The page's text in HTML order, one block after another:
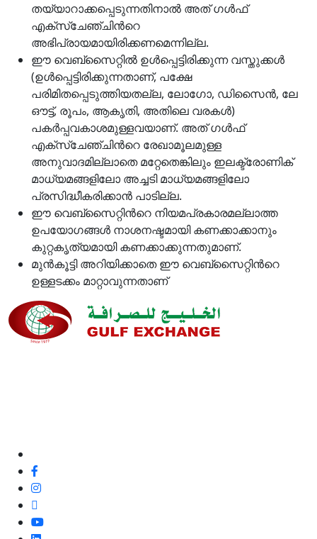
തയ്യാറാക്കപ്പെടുന്നതിനാല്‍ അത് ഗള്‍ഫ്
എക്സ്ചേഞ്ചിന്‍റെ
അഭിപ്രായമായിരിക്കണമെന്നില്ല.
ഈ വെബ്സൈറ്റില്‍ ഉള്‍പ്പെട്ടിരിക്കുന്ന വസ്തുക്കള്‍
(ഉള്‍പ്പെട്ടിരിക്കുന്നതാണ്, പക്ഷേ
പരിമിതപ്പെടുത്തിയതല്ല, ലോഗോ, ഡിസൈന്‍, ലേ
ഔട്ട്, രൂപം, ആകൃതി, അതിലെ വരകള്‍)
പകര്‍പ്പവകാശമുള്ളവയാണ്. അത് ഗള്‍ഫ്
എക്സ്ചേഞ്ചിന്‍റെ രേഖാമൂലമുള്ള
അനുവാദമില്ലാതെ മറ്റേതെങ്കിലും ഇലക്ട്രോണിക്
മാധ്യമങ്ങളിലോ അച്ചടി മാധ്യമങ്ങളിലോ
പ്രസിദ്ധീകരിക്കാന്‍ പാടില്ല.
ഈ വെബ്സൈറ്റിന്‍റെ നിയമപ്രകാരമല്ലാത്ത
ഉപയോഗങ്ങള്‍ നാശനഷ്ടമായി കണക്കാക്കാനും
കുറ്റകൃത്യമായി കണക്കാക്കുന്നതുമാണ്.
മുന്‍കൂട്ടി അറിയിക്കാതെ ഈ വെബ്സൈറ്റിന്‍റെ
ഉള്ളടക്കം മാറ്റാവുന്നതാണ്